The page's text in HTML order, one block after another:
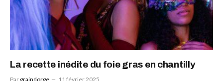
La recette inédite du foie gras en chantilly
Par graindorge 11 février 2025